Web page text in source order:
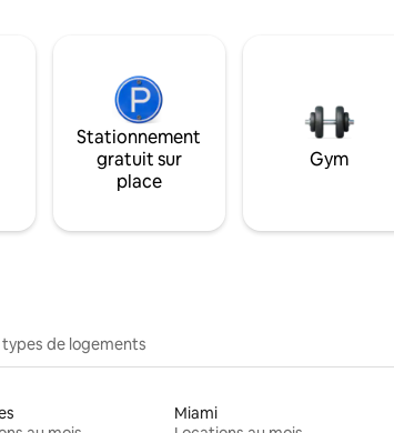
Stationnement
gratuit sur
place
Gym
de logements
Miami